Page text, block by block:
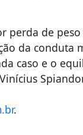
perda de
da conduta
caso e o
.